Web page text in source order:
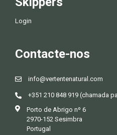
Login
Contacte-nos
info@vertentenatural.com
+351 210 848 919 (chamada
Porto de Abrigo nº 6
2970-152 Sesimbra
Portugal